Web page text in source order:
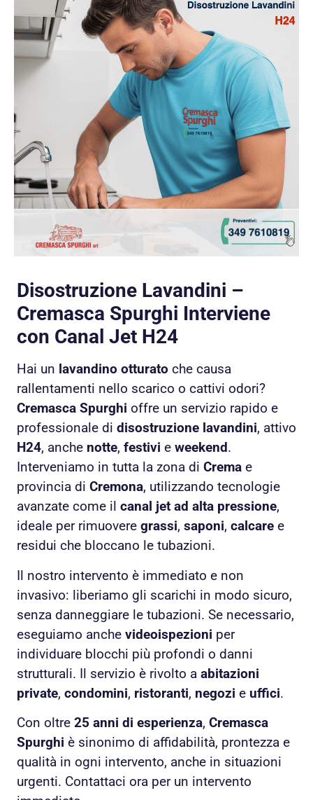
Disostruzione Lavandini –
Cremasca Spurghi Interviene
con Canal Jet H24
Hai un lavandino otturato che causa
rallentamenti nello scarico o cattivi odori?
Cremasca Spurghi offre un servizio rapido e
professionale di disostruzione lavandini, attivo
H24, anche notte, festivi e weekend.
Interveniamo in tutta la zona di Crema e
provincia di Cremona, utilizzando tecnologie
avanzate come il canal jet ad alta pressione,
ideale per rimuovere grassi, saponi, calcare e
residui che bloccano le tubazioni.
Il nostro intervento è immediato e non
invasivo: liberiamo gli scarichi in modo sicuro,
senza danneggiare le tubazioni. Se necessario,
eseguiamo anche videoispezioni per
individuare blocchi più profondi o danni
strutturali. Il servizio è rivolto a abitazioni
private, condomini, ristoranti, negozi e uffici.
Con oltre 25 anni di esperienza, Cremasca
Spurghi è sinonimo di affidabilità, prontezza e
qualità in ogni intervento, anche in situazioni
urgenti. Contattaci ora per un intervento